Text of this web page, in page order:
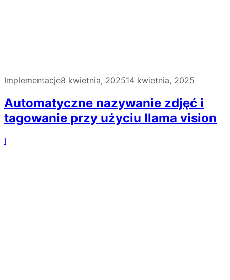
Implementacje8 kwietnia, 202514 kwietnia, 2025
Automatyczne nazywanie zdjęć i
tagowanie przy użyciu llama vision
I